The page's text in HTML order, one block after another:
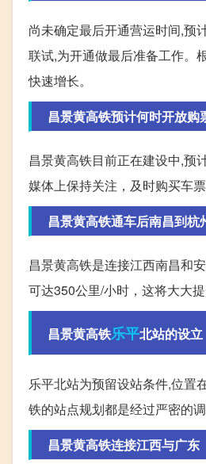
尚未确定最后开通营运时间,预
联试,为开通做最后准备工作。
快速增长。
昌景黄高铁预计何时开放购
昌景黄高铁目前正在建设中,预
媒体上保持关注，及时购买车
昌景黄高铁通车后南昌到杭
昌景黄高铁是连接江西南昌和
可达350公里/小时，这将大大
昌景黄高铁乐平北站的设立
乐平北站为预留设站条件,位置
铁的站点规划都是经过严密的
昌景黄高铁连接江西与广东